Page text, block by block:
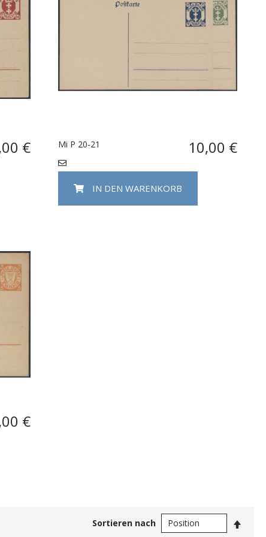
€ Mi P 20-21 10,00 €
IN DEN WARENKORB
€
Sortieren nach